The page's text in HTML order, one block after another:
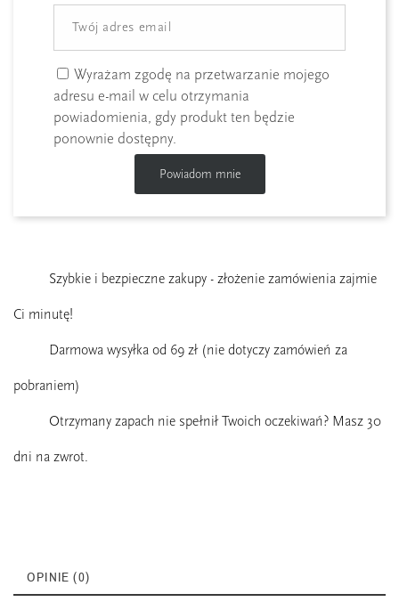
Wyrażam zgodę na przetwarzanie mojego
adresu e-mail w celu otrzymania
powiadomienia, gdy produkt ten będzie
ponownie dostępny.
Powiadom mnie
Szybkie i bezpieczne zakupy - złożenie zamówienia zajmie
Ci minutę!
Darmowa wysyłka od 69 zł (nie dotyczy zamówień za
pobraniem)
Otrzymany zapach nie spełnił Twoich oczekiwań? Masz 30
dni na zwrot.
OPINIE (0)